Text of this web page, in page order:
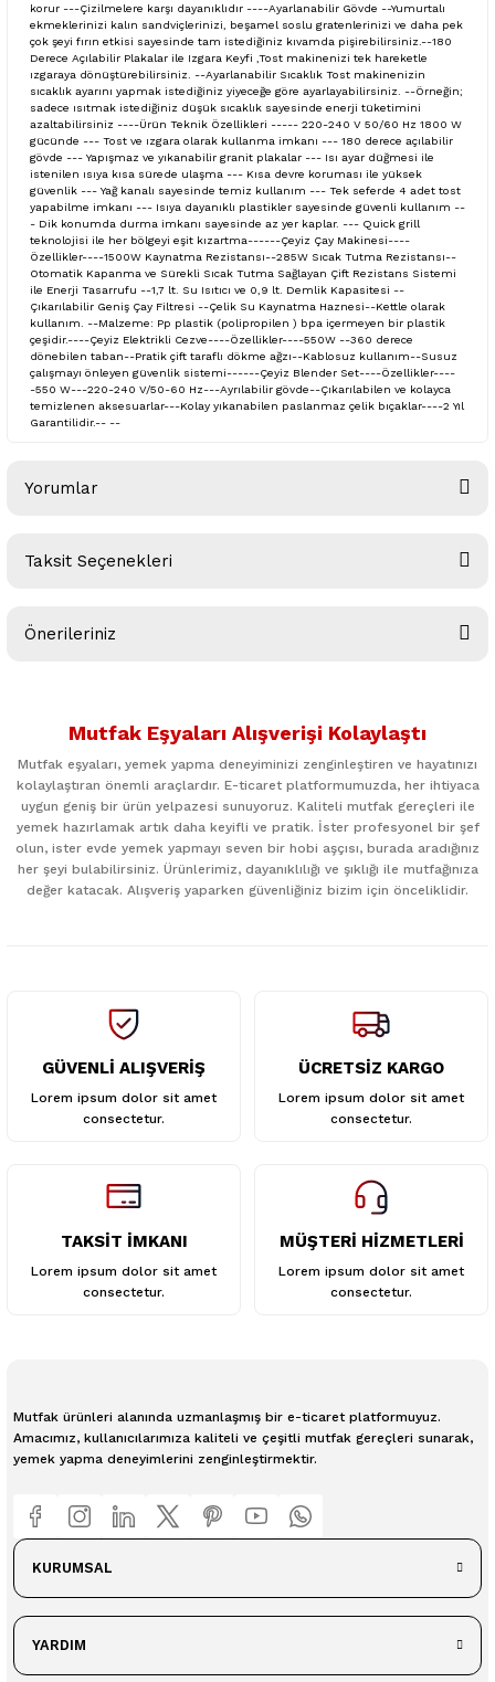
korur ---Çizilmelere karşı dayanıklıdır ----Ayarlanabilir Gövde --Yumurtalı
ekmeklerinizi kalın sandviçlerinizi, beşamel soslu gratenlerinizi ve daha pek
çok şeyi fırın etkisi sayesinde tam istediğiniz kıvamda pişirebilirsiniz.--180
Derece Açılabilir Plakalar ile Izgara Keyfi ,Tost makinenizi tek hareketle
ızgaraya dönüştürebilirsiniz. --Ayarlanabilir Sıcaklık Tost makinenizin
sıcaklık ayarını yapmak istediğiniz yiyeceğe göre ayarlayabilirsiniz. --Örneğin;
sadece ısıtmak istediğiniz düşük sıcaklık sayesinde enerji tüketimini
azaltabilirsiniz ----Ürün Teknik Özellikleri ----- 220-240 V 50/60 Hz 1800 W
gücünde --- Tost ve ızgara olarak kullanma imkanı --- 180 derece açılabilir
gövde --- Yapışmaz ve yıkanabilir granit plakalar --- Isı ayar düğmesi ile
istenilen ısıya kısa sürede ulaşma --- Kısa devre koruması ile yüksek
güvenlik --- Yağ kanalı sayesinde temiz kullanım --- Tek seferde 4 adet tost
yapabilme imkanı --- Isıya dayanıklı plastikler sayesinde güvenli kullanım --
- Dik konumda durma imkanı sayesinde az yer kaplar. --- Quick grill
teknolojisi ile her bölgeyi eşit kızartma------Çeyiz Çay Makinesi----
Özellikler----1500W Kaynatma Rezistansı--285W Sıcak Tutma Rezistansı--
Otomatik Kapanma ve Sürekli Sıcak Tutma Sağlayan Çift Rezistans Sistemi
ile Enerji Tasarrufu --1,7 lt. Su Isıtıcı ve 0,9 lt. Demlik Kapasitesi --
Çıkarılabilir Geniş Çay Filtresi --Çelik Su Kaynatma Haznesi--Kettle olarak
kullanım. --Malzeme: Pp plastik (polipropilen ) bpa içermeyen bir plastik
çeşidir.----Çeyiz Elektrikli Cezve----Özellikler----550W --360 derece
dönebilen taban--Pratik çift taraflı dökme ağzı--Kablosuz kullanım--Susuz
çalışmayı önleyen güvenlik sistemi------Çeyiz Blender Set----Özellikler----
-550 W---220-240 V/50-60 Hz---Ayrılabilir gövde--Çıkarılabilen ve kolayca
temizlenen aksesuarlar---Kolay yıkanabilen paslanmaz çelik bıçaklar----2 Yıl
Garantilidir.-- --
Yorumlar
Taksit Seçenekleri
Önerileriniz
kullanarak tarafımıza iletebilirsiniz.
Ürün resmi kalitesiz, bozuk veya görüntülenemiyor.
Ürün bilgilerinde hatalar bulunuyor.
Ürün fiyatı diğer sitelerden daha pahalı.
Mutfak Eşyaları Alışverişi Kolaylaştı
Mutfak eşyaları, yemek yapma deneyiminizi zenginleştiren ve hayatınızı
kolaylaştıran önemli araçlardır. E-ticaret platformumuzda, her ihtiyaca
uygun geniş bir ürün yelpazesi sunuyoruz. Kaliteli mutfak gereçleri ile
yemek hazırlamak artık daha keyifli ve pratik. İster profesyonel bir şef
olun, ister evde yemek yapmayı seven bir hobi aşçısı, burada aradığınız
her şeyi bulabilirsiniz. Ürünlerimiz, dayanıklılığı ve şıklığı ile mutfağınıza
değer katacak. Alışveriş yaparken güvenliğiniz bizim için önceliklidir.
GÜVENLİ ALIŞVERİŞ
Lorem ipsum dolor sit amet
consectetur.
ÜCRETSİZ KARGO
Lorem ipsum dolor sit amet
consectetur.
TAKSİT İMKANI
Lorem ipsum dolor sit amet
consectetur.
MÜŞTERİ HİZMETLERİ
Lorem ipsum dolor sit amet
consectetur.
Mutfak ürünleri alanında uzmanlaşmış bir e-ticaret platformuyuz.
Amacımız, kullanıcılarımıza kaliteli ve çeşitli mutfak gereçleri sunarak,
yemek yapma deneyimlerini zenginleştirmektir.
KURUMSAL
YARDIM